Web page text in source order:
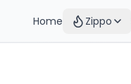
Home Zippo